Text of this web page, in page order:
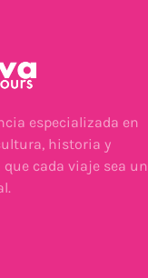
especializada en
historia y
cada viaje sea un